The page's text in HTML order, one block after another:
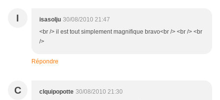
I isasolju 30/08/2010 21:47
<br /> il est tout simplement magnifique bravo<br /> <br /> <br
/>
Répondre
C clquipopotte 30/08/2010 21:30